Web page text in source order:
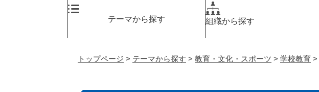
テーマから探す 組織から探す
トップページ > テーマから探す > 教育・文化・スポーツ > 学校教育 >